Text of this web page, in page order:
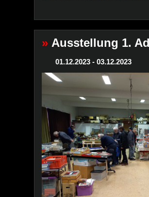
» Ausstellung 1.
01.12.2023 - 03.12.2023